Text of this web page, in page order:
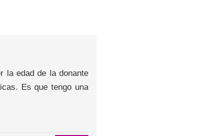
la edad de la donante
Es que tengo una